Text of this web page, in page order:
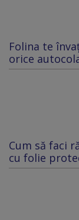
Folina te
orice
Cum să faci
cu folie